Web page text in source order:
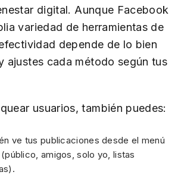
digital. Aunque Facebook
variedad de herramientas de
depende de lo bien
ajustes cada método según tus
usuarios, también puedes:
ve tus publicaciones desde el menú
amigos, solo yo, listas